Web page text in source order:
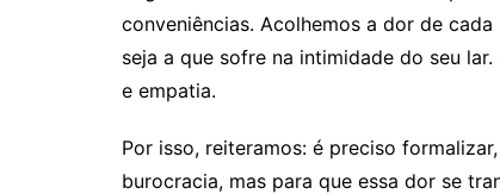
conveniências. Acolhemos a dor de
seja a que sofre na intimidade do seu
e empatia.
Por isso, reiteramos: é preciso
burocracia, mas para que essa dor se